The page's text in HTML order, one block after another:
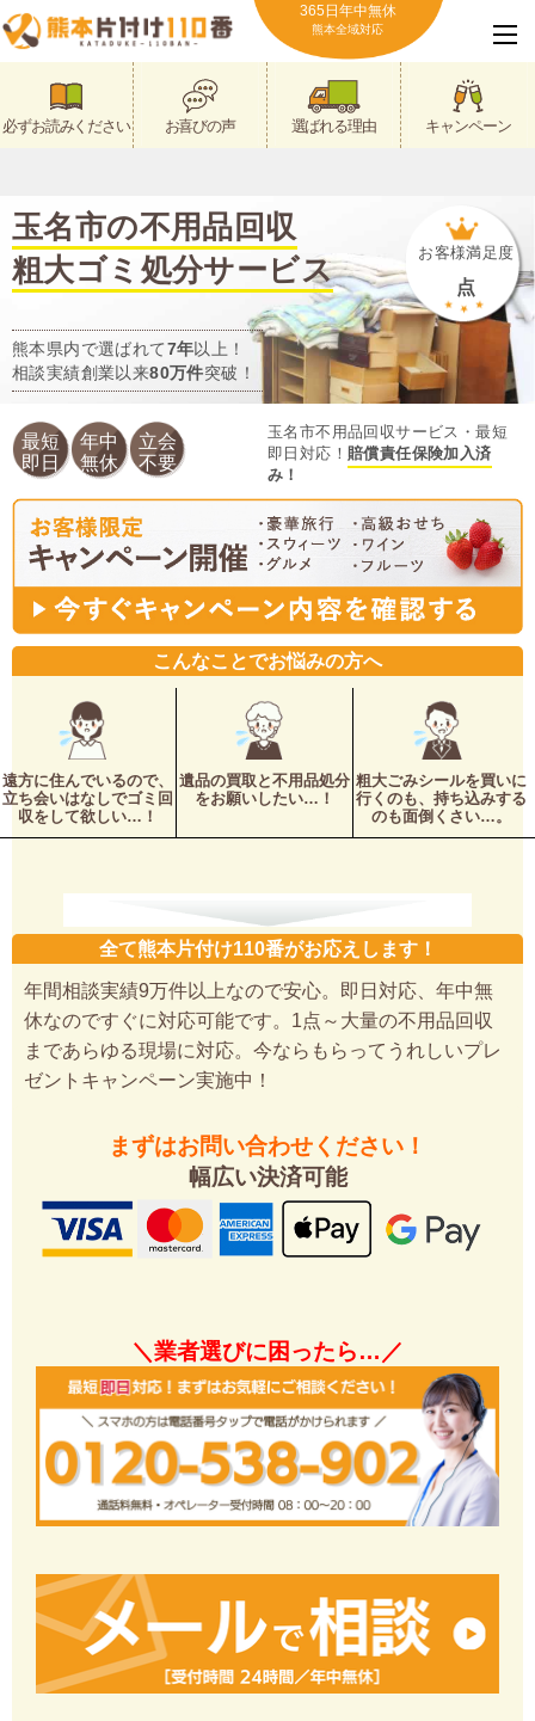
365日年中無休
熊本全域対応
必ずお読みください お喜びの声 選ばれる理由 キャンペーン
玉名市の不用品回収
粗大ゴミ処分サービス
熊本県内で選ばれて7年以上！
相談実績創業以来80万件突破！
お客様満足度
点
最短
即日
年中
無休
立会
不要
玉名市不用品回収サービス・最短
即日対応！ 賠償責任保険加入済
み！
こんなことでお悩みの方へ
遠方に住んでいるので、
立ち会いはなしでゴミ回
収をして欲しい…！
遺品の買取と不用品処分
をお願いしたい…！
粗大ごみシールを買いに
行くのも、持ち込みする
のも面倒くさい…。
全て熊本片付け110番がお応えします！
年間相談実績9万件以上なので安心。即日対応、年中無
休なのですぐに対応可能です。1点～大量の不用品回収
まであらゆる現場に対応。今ならもらってうれしいプレ
ゼントキャンペーン実施中！
まずはお問い合わせください！
幅広い決済可能
＼業者選びに困ったら…／